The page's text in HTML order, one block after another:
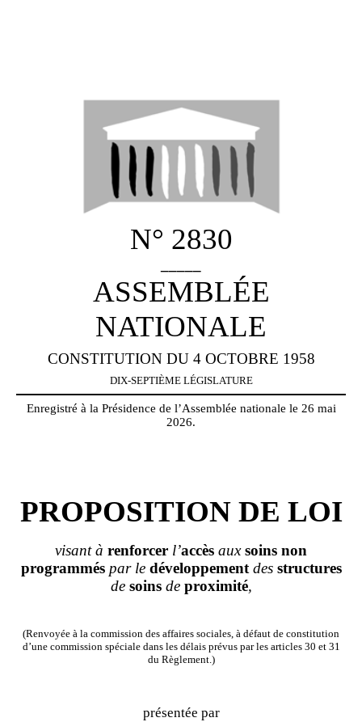
N° 2830
ASSEMBLÉE
NATIONALE
CONSTITUTION DU 4 OCTOBRE 1958
DIX-SEPTIÈME LÉGISLATURE
Enregistré à la Présidence de l’Assemblée nationale le 26 mai
2026.
PROPOSITION DE LOI
visant à renforcer l’accès auxsoins non
programméspar le développementdes structures
de soinsde proximité,
(Renvoyée à la commission des affaires sociales, à défaut de constitution
d’une commission spéciale dans les délais prévus par les articles 30 et 31
du Règlement.)
présentée par